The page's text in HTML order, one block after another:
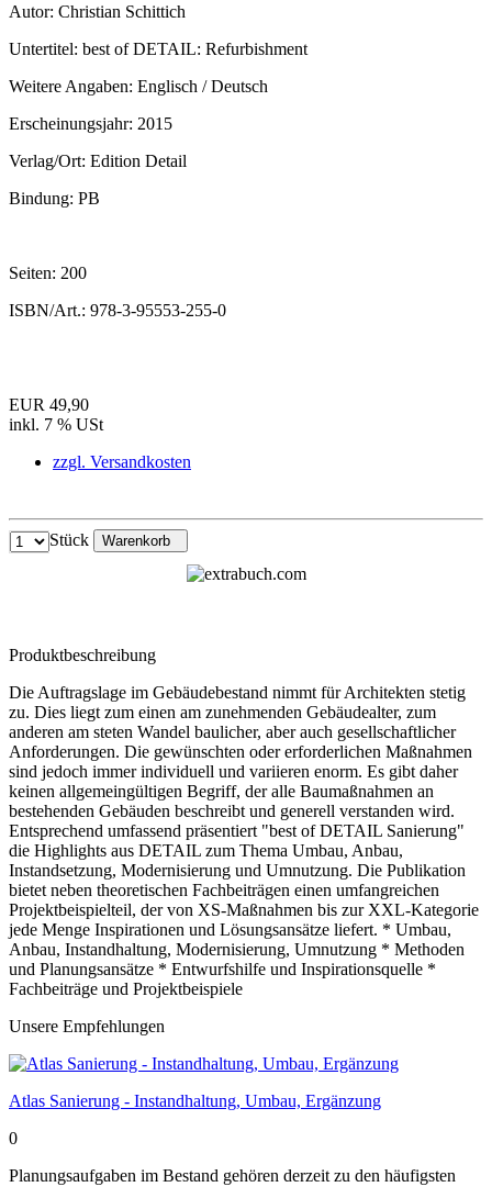
Autor: Christian Schittich
Untertitel: best of DETAIL: Refurbishment
Weitere Angaben: Englisch / Deutsch
Erscheinungsjahr: 2015
Verlag/Ort: Edition Detail
Bindung: PB
Seiten: 200
ISBN/Art.: 978-3-95553-255-0
EUR 49,90
inkl. 7 % USt
zzgl. Versandkosten
Stück Warenkorb
Produktbeschreibung
Die Auftragslage im Gebäudebestand nimmt für Architekten stetig
zu. Dies liegt zum einen am zunehmenden Gebäudealter, zum
anderen am steten Wandel baulicher, aber auch gesellschaftlicher
Anforderungen. Die gewünschten oder erforderlichen Maßnahmen
sind jedoch immer individuell und variieren enorm. Es gibt daher
keinen allgemeingültigen Begriff, der alle Baumaßnahmen an
bestehenden Gebäuden beschreibt und generell verstanden wird.
Entsprechend umfassend präsentiert "best of DETAIL Sanierung"
die Highlights aus DETAIL zum Thema Umbau, Anbau,
Instandsetzung, Modernisierung und Umnutzung. Die Publikation
bietet neben theoretischen Fachbeiträgen einen umfangreichen
Projektbeispielteil, der von XS-Maßnahmen bis zur XXL-Kategorie
jede Menge Inspirationen und Lösungsansätze liefert. * Umbau,
Anbau, Instandhaltung, Modernisierung, Umnutzung * Methoden
und Planungsansätze * Entwurfshilfe und Inspirationsquelle *
Fachbeiträge und Projektbeispiele
Unsere Empfehlungen
Atlas Sanierung - Instandhaltung, Umbau, Ergänzung
0
Planungsaufgaben im Bestand gehören derzeit zu den häufigsten